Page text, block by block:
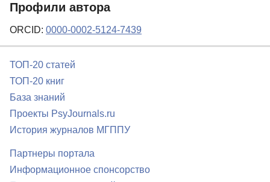
Профили автора
ORCID: 0000-0002-5124-7439
ТОП-20 статей
ТОП-20 книг
База знаний
Проекты PsyJournals.ru
История журналов МГППУ
Партнеры портала
Информационное спонсорство